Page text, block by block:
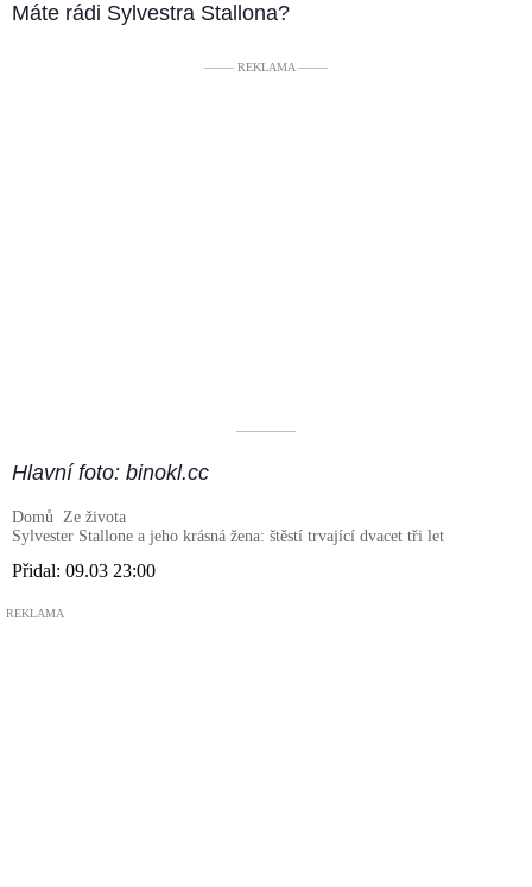
Máte rádi Sylvestra Stallona?
––––– REKLAMA –––––
––––––––––
Hlavní foto: binokl.cc
Domů Ze života
Sylvester Stallone a jeho krásná žena: štěstí trvající dvacet tři let
Přidal: 09.03 23:00
REKLAMA